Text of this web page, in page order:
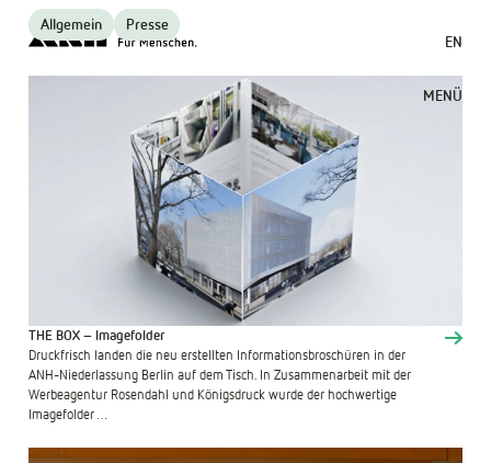
EN
MENÜ
Allgemein Presse
THE BOX – Imagefolder
Druckfrisch landen die neu erstellten Informationsbroschüren in der
ANH-Niederlassung Berlin auf dem Tisch. In Zusammenarbeit mit der
Werbeagentur Rosendahl und Königsdruck wurde der hochwertige
Imagefolder …